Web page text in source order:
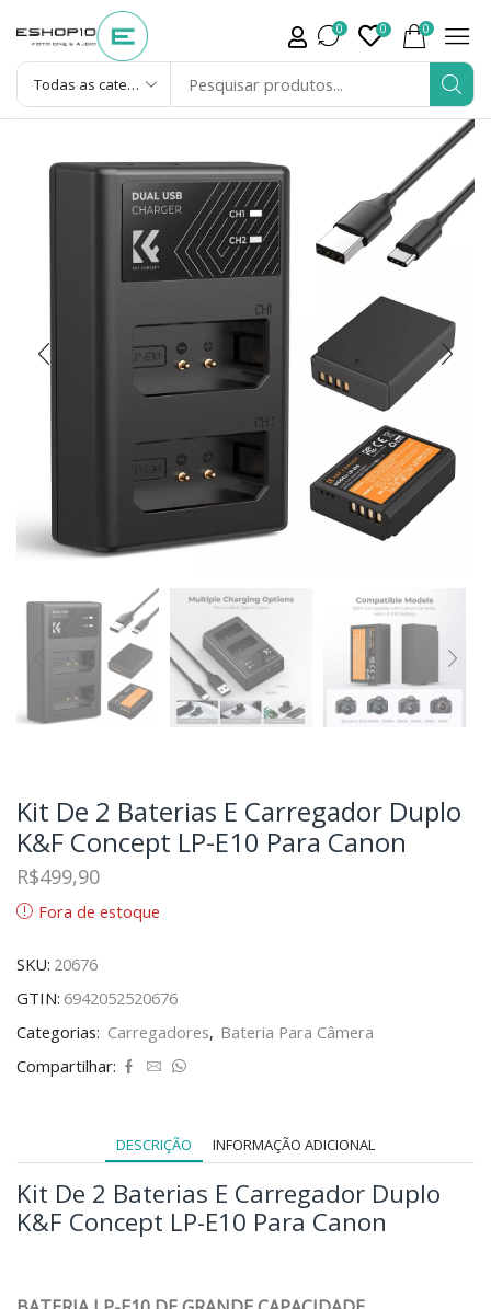
0 0 0
Kit De 2 Baterias E Carregador Duplo
K&F Concept LP-E10 Para Canon
R$499,90
Fora de estoque
SKU: 20676
GTIN: 6942052520676
Categorias: Carregadores, Bateria Para Câmera
Compartilhar:
DESCRIÇÃO INFORMAÇÃO ADICIONAL
Kit De 2 Baterias E Carregador Duplo
K&F Concept LP-E10 Para Canon